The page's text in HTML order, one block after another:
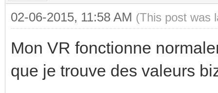
02-06-2015, 11:58 AM (This post was
Mon VR fonctionne
que je trouve des valeurs